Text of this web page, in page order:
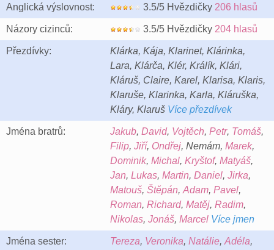
Anglická výslovnost: 3.5/5 Hvězdičky 206 hlasů
Názory cizinců: 3.5/5 Hvězdičky 204 hlasů
Přezdívky:
Klárka, Kája, Klarinet, Klárinka,
Lara, Klárča, Klér, Králík, Klári,
Kláruš, Claire, Karel, Klarisa, Klaris,
Klaruše, Klarinka, Karla, Kláruška,
Kláry, Klaruš Více přezdívek
Jména bratrů: Jakub, David, Vojtěch, Petr, Tomáš,
Filip, Jiří, Ondřej, Nemám, Marek,
Dominik, Michal, Kryštof, Matyáš,
Jan, Lukas, Martin, Daniel, Jirka,
Matouš, Štěpán, Adam, Pavel,
Roman, Richard, Matěj, Radim,
Nikolas, Jonáš, Marcel Více jmen
Jména sester: Tereza, Veronika, Natálie, Adéla,